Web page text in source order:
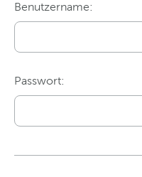
Benutzername:
Passwort: